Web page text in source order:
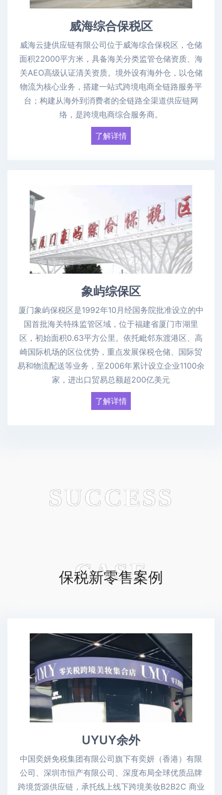
威海综合保税区
威海云捷供应链有限公司位于威海综合保税区，仓储
面积22000平方米，具备海关分类监管仓储资质、海
关AEO高级认证清关资质。境外设有海外仓，以仓储
物流为核心业务，搭建一站式跨境电商全链路服务平
台；构建从海外到消费者的全链路全渠道供应链网
络，是跨境电商综合服务商。
了解详情
象屿综保区
厦门象屿保税区是1992年10月经国务院批准设立的中
国首批海关特殊监管区域，位于福建省厦门市湖里
区，初始面积0.63平方公里。依托毗邻东渡港区、高
崎国际机场的区位优势，重点发展保税仓储、国际贸
易和物流配送等业务，至2006年累计设立企业1100余
家，进出口贸易总额超200亿美元
了解详情
SUCCESS
CASE
保税新零售案例
UYUY余外
中国奕妍免税集团有限公司旗下有奕妍（香港）有限
公司、深圳市恒产有限公司、深度布局全球优质品牌
跨境货源供应链，承托线上线下跨境美妆B2B2C 商业